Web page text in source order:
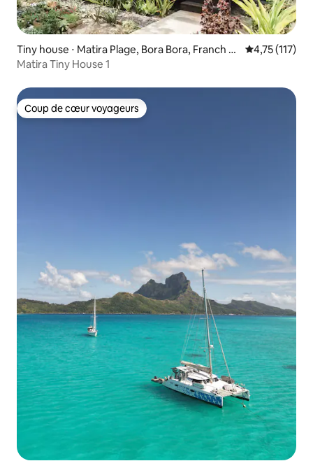
Tiny house ⋅ Matira Plage, Bora Bora, Franch P
olinezia
Évaluation
4,75 (117)
Matira Tiny House 1
Coup de cœur voyageurs
Coup de cœur voyageurs